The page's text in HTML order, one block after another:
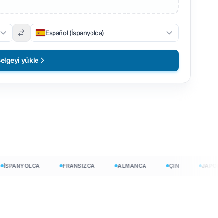
Español (İspanyolca)
yükle
FRANSIZCA ALMANCA ÇIN JAPONCA